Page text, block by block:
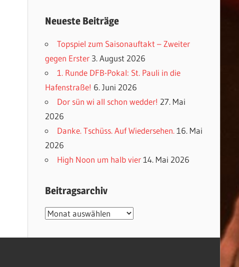
Neueste Beiträge
Topspiel zum Saisonauftakt – Zweiter
gegen Erster 3. August 2026
1. Runde DFB-Pokal: St. Pauli in die
Hafenstraße! 6. Juni 2026
Dor sün wi all schon wedder! 27. Mai
2026
Danke. Tschüss. Auf Wiedersehen. 16. Mai
2026
High Noon um halb vier 14. Mai 2026
Beitragsarchiv
Beitragsarchiv